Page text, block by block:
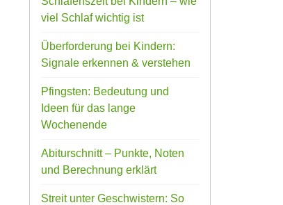
viel Schlaf wichtig ist
Überforderung bei Kindern:
Signale erkennen & verstehen
Pfingsten: Bedeutung und
Ideen für das lange
Wochenende
Abiturschnitt – Punkte, Noten
und Berechnung erklärt
Streit unter Geschwistern: So